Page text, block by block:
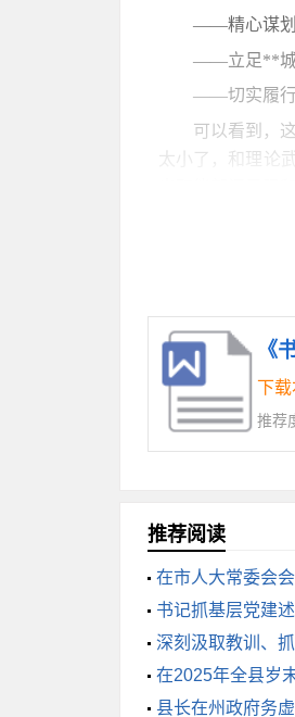
——精心谋划
——立足**城
——切实履行
可以看到，
太小了，和理论
——全过程
——坚持大抓
一起讲）
——以基层党
——深入实施
讲）
作上来，落脚到
后形成下面的提
党委办审改
——全过程全
——围绕推动
《
下
推荐
推荐阅读
在市人大常委会
书记抓基层党建
深刻汲取教训、
在2025年全县岁
县长在州政府务